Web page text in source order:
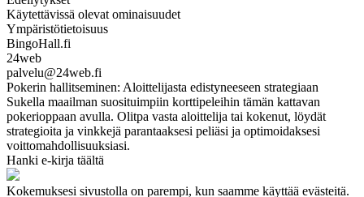
Käytettävissä olevat ominaisuudet
Ympäristötietoisuus
BingoHall.fi
24web
palvelu@24web.fi
Pokerin hallitseminen: Aloittelijasta edistyneeseen strategiaan
Sukella maailman suosituimpiin korttipeleihin tämän kattavan
pokerioppaan avulla. Olitpa vasta aloittelija tai kokenut, löydät
strategioita ja vinkkejä parantaaksesi peliäsi ja optimoidaksesi
voittomahdollisuuksiasi.
Hanki e-kirja täältä
Kokemuksesi sivustolla on parempi, kun saamme käyttää evästeitä.